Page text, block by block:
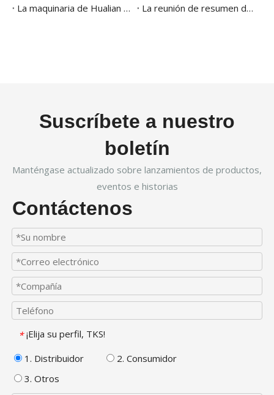
La maquinaria de Hualian ganó la empresa de 2020 campeones ocultos de la provincia de Zhejiang
La reunión de resumen de 2020 años de Hualian Machinery Group se mantuvo con éxito
Suscríbete a nuestro
boletín
Manténgase actualizado sobre lanzamientos de productos,
eventos e historias
Contáctenos
* ¡Elija su perfil, TKS!
1. Distribuidor
2. Consumidor
3. Otros